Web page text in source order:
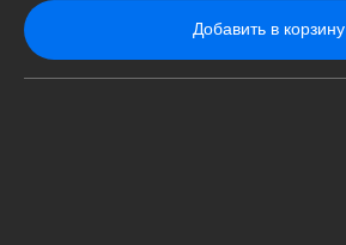
Добавить в корзину